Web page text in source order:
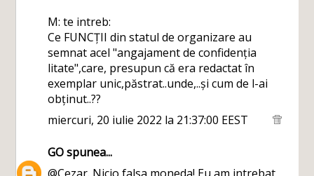
M: te intreb:
Ce FUNCȚII din statul de organizare au
semnat acel "angajament de confidenția
litate",care, presupun că era redactat în
exemplar unic,păstrat..unde,..și cum de l-ai
obținut..??
miercuri, 20 iulie 2022 la 21:37:00 EEST
GOspunea...